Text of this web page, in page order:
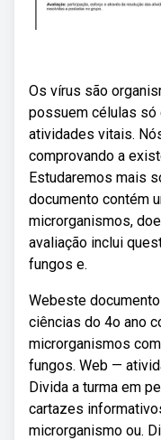
Os vírus são
possuem células só
atividades vitais.
comprovando a
Estudaremos mais
documento contém
microrganismos,
avaliação inclui
fungos e.
Webeste
ciências do 4o ano
microrganismos
fungos. Web —
Divida a turma em
cartazes
microrganismo ou.